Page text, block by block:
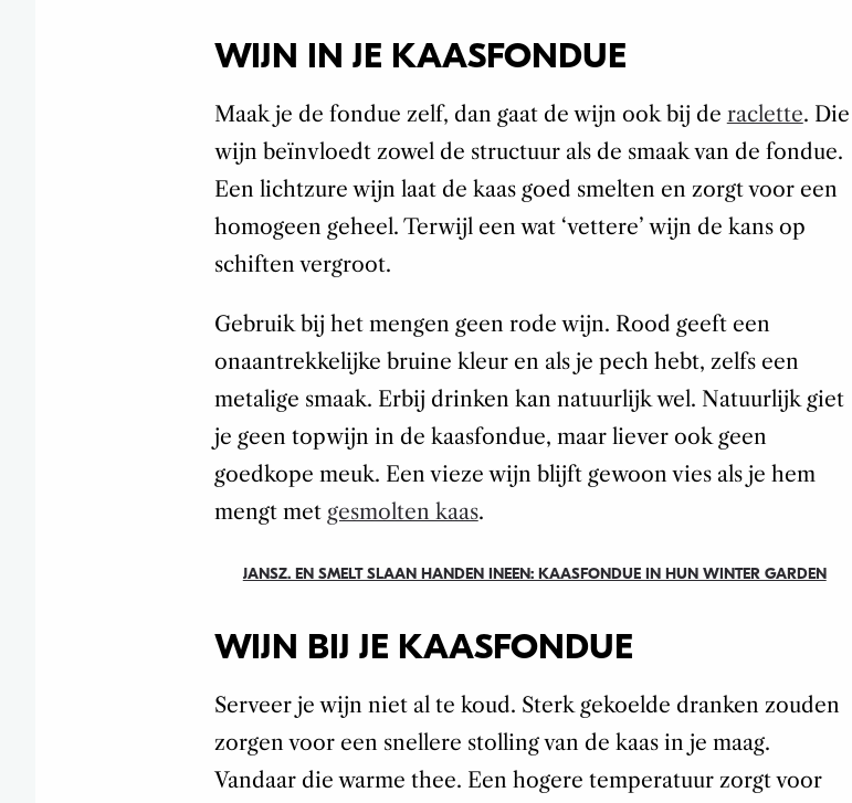
WIJN IN JE KAASFONDUE
Maak je de fondue zelf, dan gaat de wijn ook bij de raclette. Die
wijn beïnvloedt zowel de structuur als de smaak van de fondue.
Een lichtzure wijn laat de kaas goed smelten en zorgt voor een
homogeen geheel. Terwijl een wat ‘vettere’ wijn de kans op
schiften vergroot.
Gebruik bij het mengen geen rode wijn. Rood geeft een
onaantrekkelijke bruine kleur en als je pech hebt, zelfs een
metalige smaak. Erbij drinken kan natuurlijk wel. Natuurlijk giet
je geen topwijn in de kaasfondue, maar liever ook geen
goedkope meuk. Een vieze wijn blijft gewoon vies als je hem
mengt met gesmolten kaas.
JANSZ. EN SMELT SLAAN HANDEN INEEN: KAASFONDUE IN HUN WINTER GARDEN
WIJN BIJ JE KAASFONDUE
Serveer je wijn niet al te koud. Sterk gekoelde dranken zouden
zorgen voor een snellere stolling van de kaas in je maag.
Vandaar die warme thee. Een hogere temperatuur zorgt voor